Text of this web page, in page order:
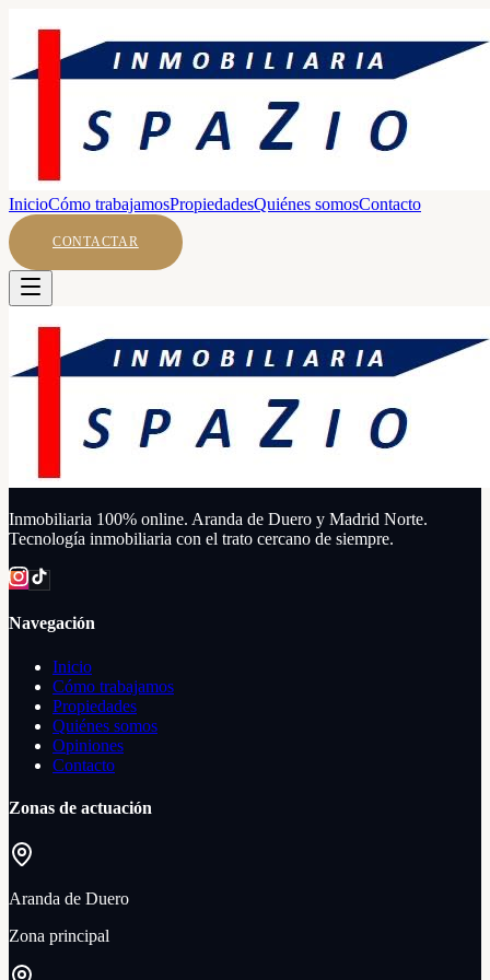
InicioCómo trabajamosPropiedadesQuiénes somosContacto
CONTACTAR
Inmobiliaria 100% online. Aranda de Duero y Madrid Norte.
Tecnología inmobiliaria con el trato cercano de siempre.
Navegación
Inicio
Cómo trabajamos
Propiedades
Quiénes somos
Opiniones
Contacto
Zonas de actuación
Aranda de Duero
Zona principal